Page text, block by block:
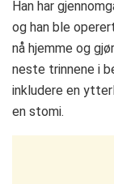
Han har
og han ble
nå hjemme og
neste trinnene i
inkludere en
en stomi.